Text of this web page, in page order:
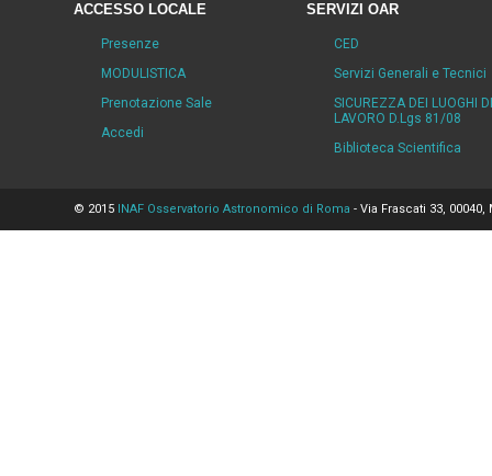
ACCESSO LOCALE
Presenze
MODULISTICA
Prenotazione Sale
Accedi
SERVIZI OAR
CED
Servizi Generali e Tecnici
SICUREZZA DEI LUOGHI DI
LAVORO D.Lgs 81/08
Biblioteca Scientifica
© 2015 INAF Osservatorio Astronomico di Roma - Via Frascati 33,